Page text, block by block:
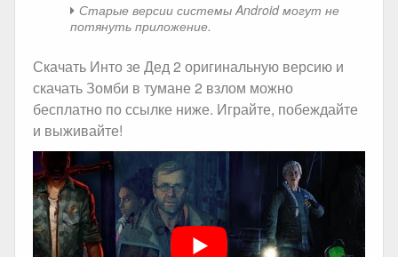
Старые версии системы Android могут не
потянуть приложение.
Скачать Инто зе Дед 2 оригинальную версию и
скачать Зомби в тумане 2 взлом можно
бесплатно по ссылке ниже. Играйте, побеждайте
и выживайте!